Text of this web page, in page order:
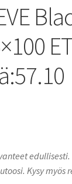
Kysy myös